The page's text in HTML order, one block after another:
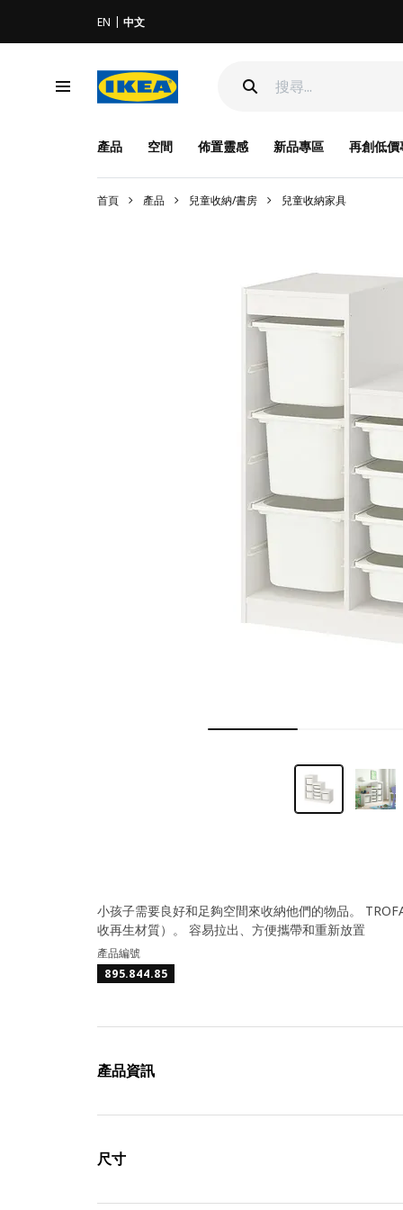
EN 中文
產品 空間 佈置靈感 新品專區 再創低價
首頁 產品 兒童收納/書房 兒童收納家具
小孩子需要良好和足夠空間來收納他們的物品。
收再生材質）。 容易拉出、方便攜帶和重新放置
產品編號
895.844.85
產品資訊
尺寸